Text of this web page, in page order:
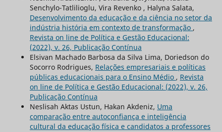
Senchylo-Tatlilioglu, Vira Revenko , Halyna Salata,
Desenvolvimento da educação e da ciência no setor da
indústria história em contexto de transformação ,
Revista on line de Política e Gestão Educacional:
(2022), v. 26, Publicação Contínua
Elsivan Machado Barbosa da Silva Lima, Doriedson do
Socorro Rodrigues, Relações empresariais e políticas
públicas educacionais para o Ensino Médio , Revista
on line de Política e Gestão Educacional: (2022), v. 26,
Publicação Contínua
Neslisah Aktas Ustun, Hakan Akdeniz, Uma
comparação entre autoconfiança e inteligência
cultural da educação física e candidatos a professores